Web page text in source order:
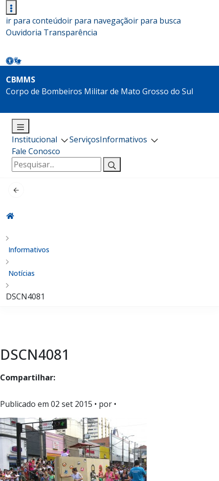
ir para conteúdoir para navegaçãoir para busca
Ouvidoria Transparência
CBMMS
Corpo de Bombeiros Militar de Mato Grosso do Sul
Institucional ServiçosInformativos
Fale Conosco
Pesquisar
por:
Informativos
Notícias
DSCN4081
DSCN4081
Compartilhar:
Publicado em 02 set 2015 • por •